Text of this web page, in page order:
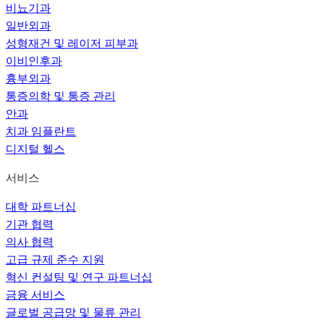
비뇨기과
일반외과
성형재건 및 레이저 피부과
이비인후과
흉부외과
통증의학 및 통증 관리
안과
치과 임플란트
디지털 헬스
서비스
대학 파트너십
기관 협력
의사 협력
고급 규제 준수 지원
혁신 컨설팅 및 연구 파트너십
금융 서비스
글로벌 공급망 및 물류 관리